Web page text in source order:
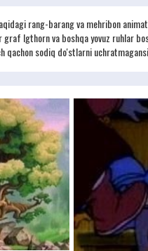
rang-barang va mehribon
Igthorn va boshqa yovuz ruhlar
qachon sodiq do'stlarni